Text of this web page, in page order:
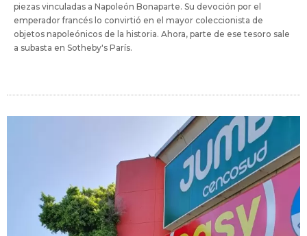
piezas vinculadas a Napoleón Bonaparte. Su devoción por el
emperador francés lo convirtió en el mayor coleccionista de
objetos napoleónicos de la historia. Ahora, parte de ese tesoro sale
a subasta en Sotheby's París.